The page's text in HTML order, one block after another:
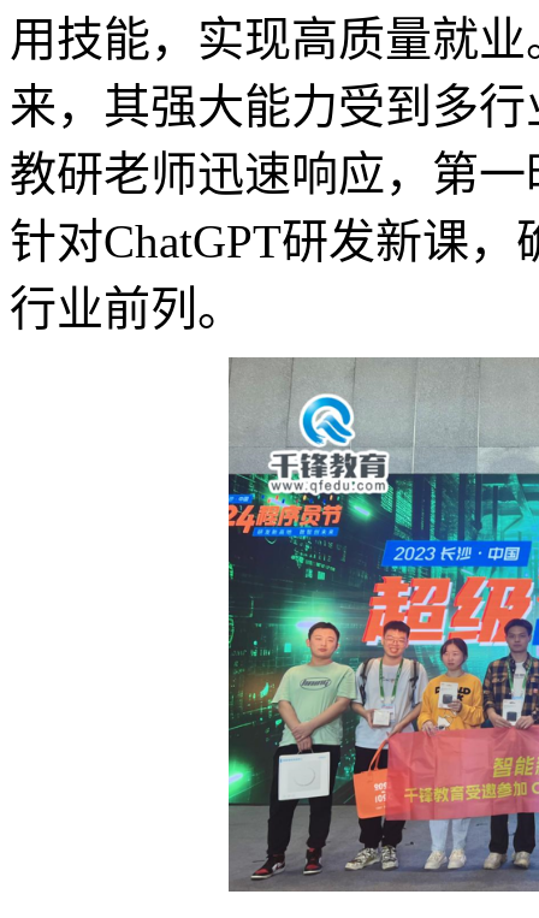
用技能，实现高质量就
来，其强大能力受到多
教研老师迅速响应，第
针对ChatGPT研发新课
行业前列。